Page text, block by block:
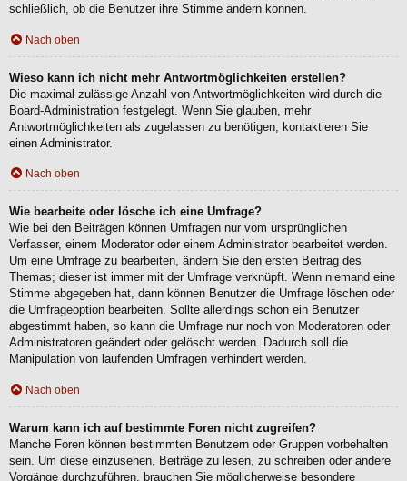
schließlich, ob die Benutzer ihre Stimme ändern können.
Nach oben
Wieso kann ich nicht mehr Antwortmöglichkeiten erstellen?
Die maximal zulässige Anzahl von Antwortmöglichkeiten wird durch die
Board-Administration festgelegt. Wenn Sie glauben, mehr
Antwortmöglichkeiten als zugelassen zu benötigen, kontaktieren Sie
einen Administrator.
Nach oben
Wie bearbeite oder lösche ich eine Umfrage?
Wie bei den Beiträgen können Umfragen nur vom ursprünglichen
Verfasser, einem Moderator oder einem Administrator bearbeitet werden.
Um eine Umfrage zu bearbeiten, ändern Sie den ersten Beitrag des
Themas; dieser ist immer mit der Umfrage verknüpft. Wenn niemand eine
Stimme abgegeben hat, dann können Benutzer die Umfrage löschen oder
die Umfrageoption bearbeiten. Sollte allerdings schon ein Benutzer
abgestimmt haben, so kann die Umfrage nur noch von Moderatoren oder
Administratoren geändert oder gelöscht werden. Dadurch soll die
Manipulation von laufenden Umfragen verhindert werden.
Nach oben
Warum kann ich auf bestimmte Foren nicht zugreifen?
Manche Foren können bestimmten Benutzern oder Gruppen vorbehalten
sein. Um diese einzusehen, Beiträge zu lesen, zu schreiben oder andere
Vorgänge durchzuführen, brauchen Sie möglicherweise besondere